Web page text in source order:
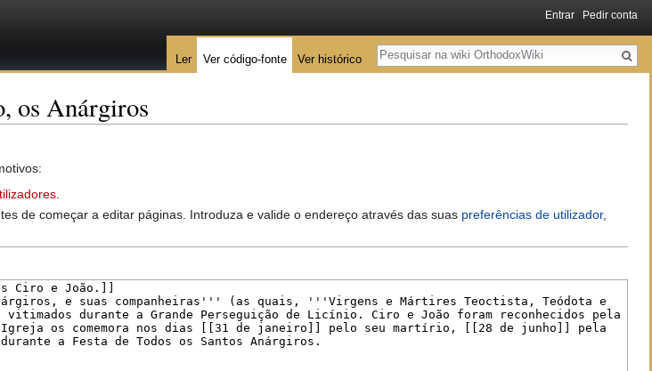
os Anárgiros
de começar a editar páginas. Introduza e valide o endereço através das suas preferências de utilizador,
Entrar Pedir conta
Ler Ver código-fonte Ver histórico
Pesquisa